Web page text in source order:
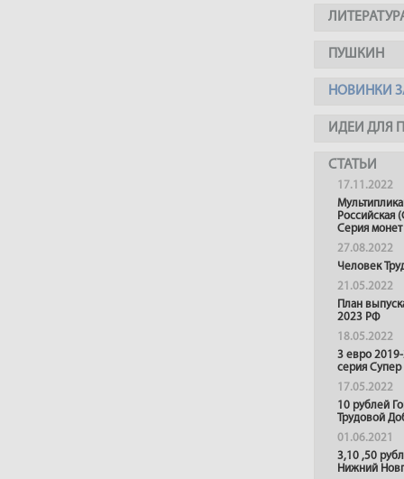
ПУШКИН
НОВИНКИ
ИДЕИ ДЛЯ
СТАТЬИ
17.11.2022
Российская
Серия монет
27.08.2022
Человек
21.05.2022
План
2023 РФ
18.05.2022
3 евро
серия
17.05.2022
10 рублей
Трудовой
01.06.2021
3,10 ,50
Нижний